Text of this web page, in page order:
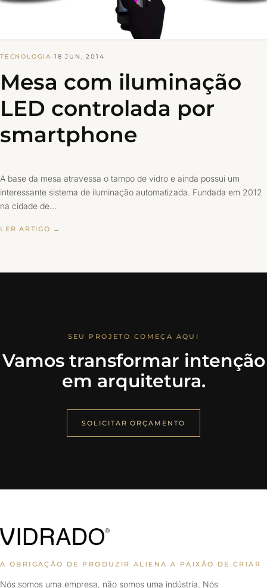
TECNOLOGIA· 18 JUN, 2014
Mesa com iluminação
LED controlada por
smartphone
A base da mesa atravessa o tampo de vidro e ainda possui um
interessante sistema de iluminação automatizada. Fundada em 2012
na cidade de…
LER ARTIGO →
SEU PROJETO COMEÇA AQUI
Vamos transformar intenção
em arquitetura.
SOLICITAR ORÇAMENTO
A OBRIGAÇÃO DE PRODUZIR ALIENA A PAIXÃO DE CRIAR
Nós somos uma empresa, não somos uma indústria. Nós